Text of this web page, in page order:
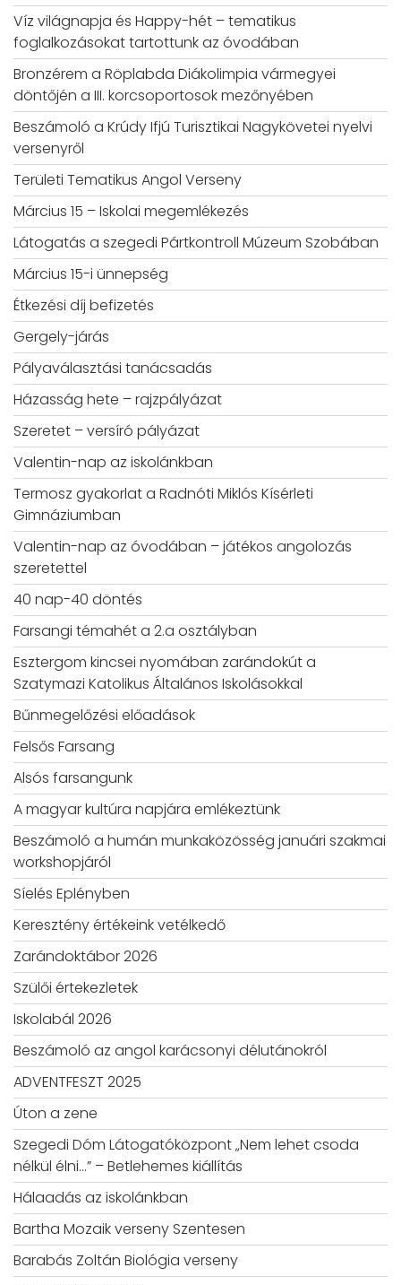
Víz világnapja és Happy-hét – tematikus
foglalkozásokat tartottunk az óvodában
Bronzérem a Röplabda Diákolimpia vármegyei
döntőjén a III. korcsoportosok mezőnyében
Beszámoló a Krúdy Ifjú Turisztikai Nagykövetei nyelvi
versenyről
Területi Tematikus Angol Verseny
Március 15 – Iskolai megemlékezés
Látogatás a szegedi Pártkontroll Múzeum Szobában
Március 15-i ünnepség
Étkezési díj befizetés
Gergely-járás
Pályaválasztási tanácsadás
Házasság hete – rajzpályázat
Szeretet – versíró pályázat
Valentin-nap az iskolánkban
Termosz gyakorlat a Radnóti Miklós Kísérleti
Gimnáziumban
Valentin-nap az óvodában – játékos angolozás
szeretettel
40 nap-40 döntés
Farsangi témahét a 2.a osztályban
Esztergom kincsei nyomában zarándokút a
Szatymazi Katolikus Általános Iskolásokkal
Bűnmegelőzési előadások
Felsős Farsang
Alsós farsangunk
A magyar kultúra napjára emlékeztünk
Beszámoló a humán munkaközösség januári szakmai
workshopjáról
Síelés Eplényben
Keresztény értékeink vetélkedő
Zarándoktábor 2026
Szülői értekezletek
Iskolabál 2026
Beszámoló az angol karácsonyi délutánokról
ADVENTFESZT 2025
Úton a zene
Szegedi Dóm Látogatóközpont „Nem lehet csoda
nélkül élni…” – Betlehemes kiállítás
Hálaadás az iskolánkban
Bartha Mozaik verseny Szentesen
Barabás Zoltán Biológia verseny